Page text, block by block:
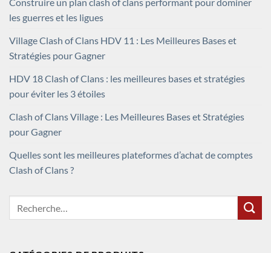
les guerres et les ligues
Village Clash of Clans HDV 11 : Les Meilleures Bases et
Stratégies pour Gagner
HDV 18 Clash of Clans : les meilleures bases et stratégies
pour éviter les 3 étoiles
Clash of Clans Village : Les Meilleures Bases et Stratégies
pour Gagner
Quelles sont les meilleures plateformes d’achat de comptes
Clash of Clans ?